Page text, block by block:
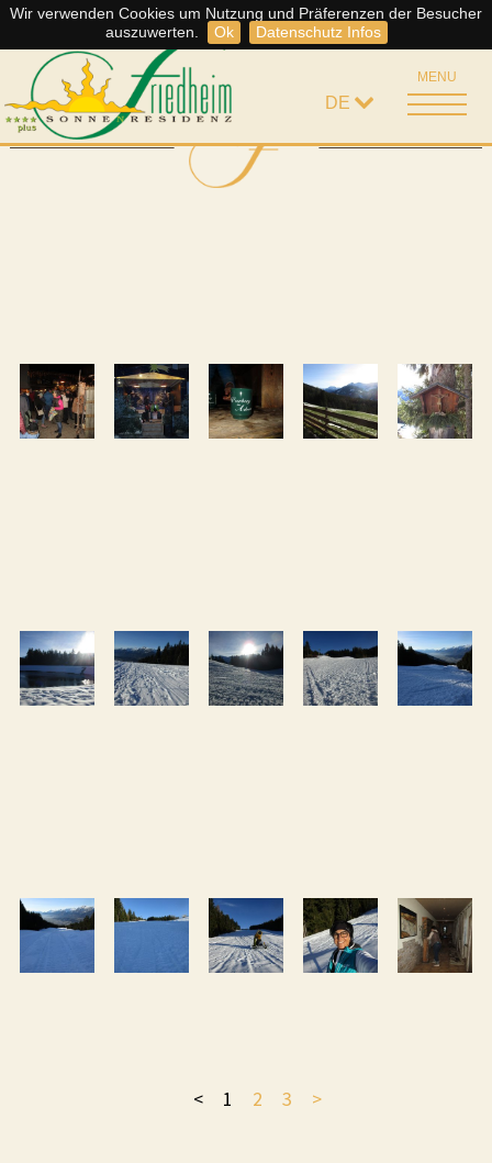
Wir verwenden Cookies um Nutzung und Präferenzen der Besucher
auszuwerten.
Ok Datenschutz Infos
Storno Regelung
DE
MENU
< 1 2 3 >